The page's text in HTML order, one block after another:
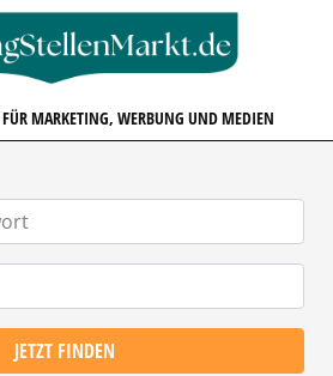
FÜR MARKETING, WERBUNG UND MEDIEN
JETZT FINDEN